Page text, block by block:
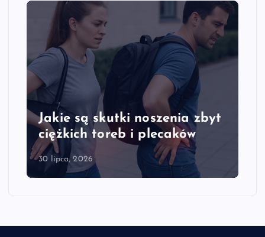
Jakie są skutki noszenia zbyt
ciężkich toreb i plecaków
30 lipca, 2026